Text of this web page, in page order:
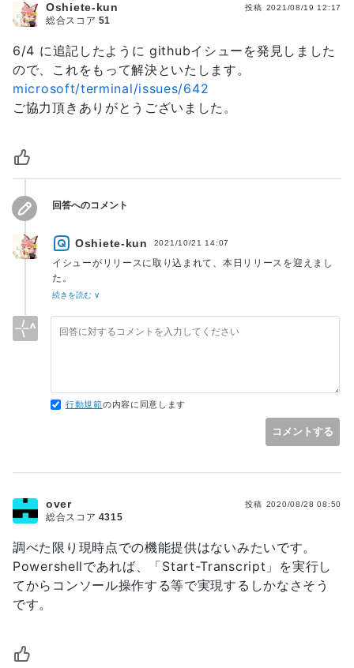
6/4 に追記したように githubイシューを発見しました
ので、これをもって解決といたします。
microsoft/terminal/issues/642
ご協力頂きありがとうございました。
投稿 2021/08/19 12:17
Oshiete-kun
総合スコア 51
回答へのコメント
Oshiete-kun 2021/10/21 14:07
イシューがリリースに取り込まれて、本日リリースを迎えまし
https://github.com/microsoft/terminal/pull/11062
最終的には screen のハードコピーを保存するという機能でリ
見もあったのですが、ロギング（バッファを出力する）は別イ
https://github.com/microsoft/terminal/issues/9700
続きを読む ∨
行動規範の内容に同意します
コメントする
調べた限り現時点での機能提供はないみたいです。
Powershellであれば、「Start-Transcript」を実行し
てからコンソール操作する等で実現するしかなさそう
です。
投稿 2020/08/28 08:50
over
総合スコア 4315